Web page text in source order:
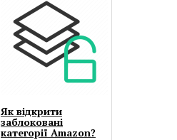
Як відкрити
заблоковані
категорії Amazon?